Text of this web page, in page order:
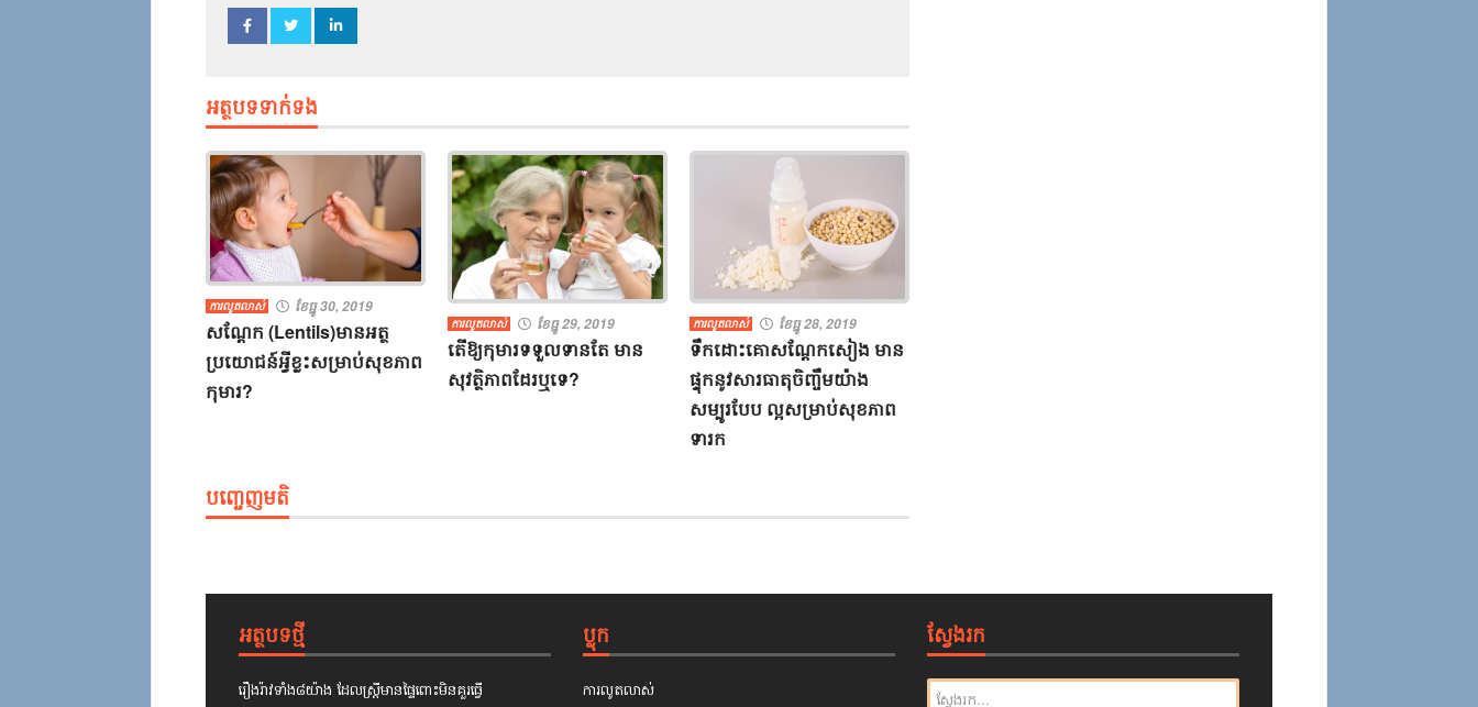
អត្ថបទទាក់ទង
ការលូតលាស់ ខែធ្នូ 30, 2019
សណ្តែក​ ​(​Lentils​)​មាន​អត្ថ​
ប្រយោជន៍អ្វី​ខ្លះ​សម្រាប់សុខភាព​
កុមារ​?​
ការលូតលាស់ ខែធ្នូ 29, 2019
តើ​ឱ្យ​កុមារ​ទទួលទាន​តែ​ ​មាន​
សុវត្ថិភាព​ដែរ​ឬទេ​?​
ការលូតលាស់ ខែធ្នូ 28, 2019
ទឹកដោះ​គោស​ណ្តែក​សៀង​ ​មាន​
ផ្ទុក​នូវ​សារធាតុ​ចិញ្ចឹម​យ៉ាង​
សម្បូរ​បែប​ ​ល្អ​សម្រាប់​សុខភាព​
ទារក​
បញ្ចេញមតិ
អត្ថបទថ្មី
រឿងរ៉ាវ​ទាំង៨យ៉ាង​ ​ដែល​ស្ត្រី​មានផ្ទៃពោះ​មិន​គួរ​ធ្វើ​
ប្លុក
ការលូតលាស់
ស្វែងរក